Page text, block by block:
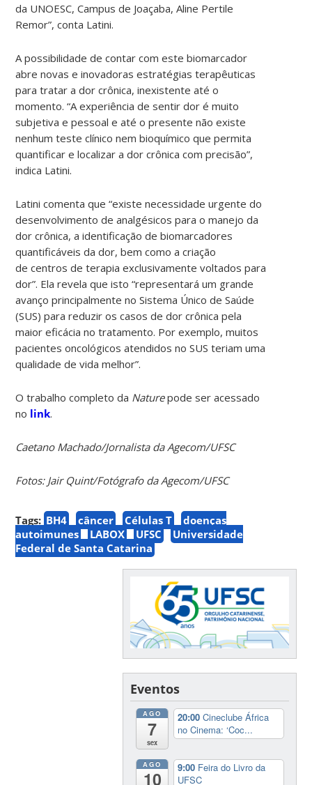
da UNOESC, Campus de Joaçaba, Aline Pertile
Remor”, conta Latini.
A possibilidade de contar com este biomarcador
abre novas e inovadoras estratégias terapêuticas
para tratar a dor crônica, inexistente até o
momento. “A experiência de sentir dor é muito
subjetiva e pessoal e até o presente não existe
nenhum teste clínico nem bioquímico que permita
quantificar e localizar a dor crônica com precisão”,
indica Latini.
Latini comenta que “existe necessidade urgente do
desenvolvimento de analgésicos para o manejo da
dor crônica, a identificação de biomarcadores
quantificáveis da dor, bem como a criação
de centros de terapia exclusivamente voltados para
dor”. Ela revela que isto “representará um grande
avanço principalmente no Sistema Único de Saúde
(SUS) para reduzir os casos de dor crônica pela
maior eficácia no tratamento. Por exemplo, muitos
pacientes oncológicos atendidos no SUS teriam uma
qualidade de vida melhor”.
O trabalho completo da Naturepode ser acessado
no link.
Caetano Machado/Jornalista da Agecom/UFSC
Fotos: Jair Quint/Fotógrafo da Agecom/UFSC
Tags: BH4 câncer Células T
doenças
autoimunes
LABOX UFSC
Universidade
Federal de Santa Catarina
Eventos
AGO
7
sex
20:00Cineclube África
no Cinema: ‘Coc...
AGO
10
9:00 Feira do Livro da
UFSC